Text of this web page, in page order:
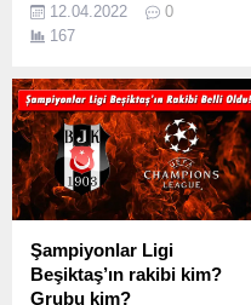
Bracho Reyes’i ağırladı.
12.04.2022
0
167
Şampiyonlar Ligi
Beşiktaş’ın rakibi kim?
Grubu kim?